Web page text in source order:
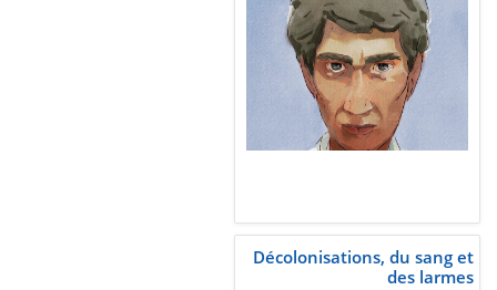
Décolonisations, du sang et
des larmes